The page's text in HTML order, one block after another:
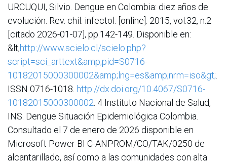
URCUQUI, Silvio. Dengue en Colombia: diez años de
evolución. Rev. chil. infectol. [online]. 2015, vol.32, n.2
[citado 2026-01-07], pp.142-149. Disponible en:
&lt;http://www.scielo.cl/scielo.php?
script=sci_arttext&amp;pid=S0716-
10182015000300002&amp;lng=es&amp;nrm=iso&gt;
ISSN 0716-1018. http://dx.doi.org/10.4067/S0716-
10182015000300002 . 4 Instituto Nacional de Salud,
INS. Dengue Situación Epidemiológica Colombia.
Consultado el 7 de enero de 2026 disponible en
Microsoft Power BI C-ANPROM/CO/TAK/0250 de
alcantarillado, así como a las comunidades con alta